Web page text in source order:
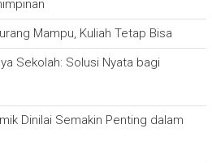
Mampu, Kuliah Tetap Bisa
Sekolah: Solusi Nyata bagi
Dinilai Semakin Penting dalam